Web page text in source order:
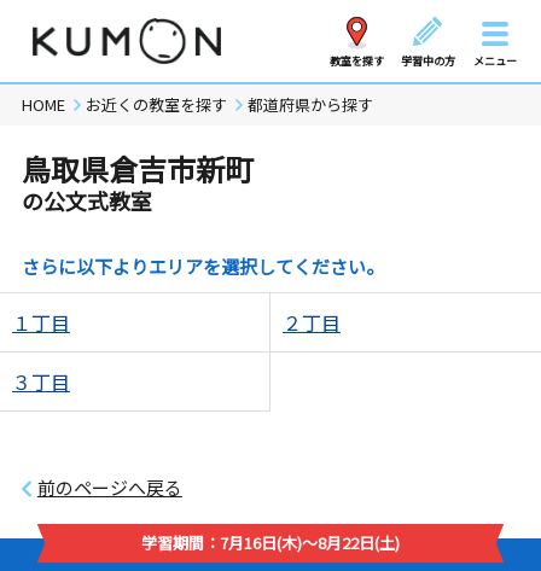
教室を探す 学習中の方 メニュー
HOME お近くの教室を探す 都道府県から探す
鳥取県倉吉市新町
の公文式教室
さらに以下よりエリアを選択してください。
１丁目 ２丁目
３丁目
前のページへ戻る
学習期間：7月16日(木)～8月22日(土)